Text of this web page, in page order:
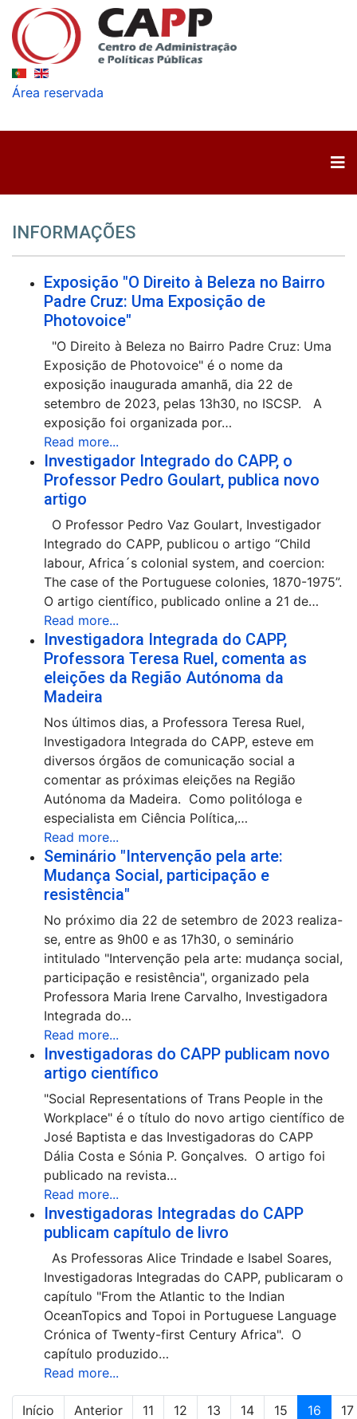
Área reservada
INFORMAÇÕES
Exposição "O Direito à Beleza no Bairro
Padre Cruz: Uma Exposição de
Photovoice"
"O Direito à Beleza no Bairro Padre Cruz: Uma
Exposição de Photovoice" é o nome da
exposição inaugurada amanhã, dia 22 de
setembro de 2023, pelas 13h30, no ISCSP. A
exposição foi organizada por…
Read more...
Investigador Integrado do CAPP, o
Professor Pedro Goulart, publica novo
artigo
O Professor Pedro Vaz Goulart, Investigador
Integrado do CAPP, publicou o artigo “Child
labour, Africa´s colonial system, and coercion:
The case of the Portuguese colonies, 1870-1975”.
O artigo científico, publicado online a 21 de…
Read more...
Investigadora Integrada do CAPP,
Professora Teresa Ruel, comenta as
eleições da Região Autónoma da
Madeira
Nos últimos dias, a Professora Teresa Ruel,
Investigadora Integrada do CAPP, esteve em
diversos órgãos de comunicação social a
comentar as próximas eleições na Região
Autónoma da Madeira. Como politóloga e
especialista em Ciência Política,…
Read more...
Seminário "Intervenção pela arte:
Mudança Social, participação e
resistência"
No próximo dia 22 de setembro de 2023 realiza-
se, entre as 9h00 e as 17h30, o seminário
intitulado "Intervenção pela arte: mudança social,
participação e resistência", organizado pela
Professora Maria Irene Carvalho, Investigadora
Integrada do…
Read more...
Investigadoras do CAPP publicam novo
artigo científico
"Social Representations of Trans People in the
Workplace" é o título do novo artigo científico de
José Baptista e das Investigadoras do CAPP
Dália Costa e Sónia P. Gonçalves. O artigo foi
publicado na revista…
Read more...
Investigadoras Integradas do CAPP
publicam capítulo de livro
As Professoras Alice Trindade e Isabel Soares,
Investigadoras Integradas do CAPP, publicaram o
capítulo "From the Atlantic to the Indian
OceanTopics and Topoi in Portuguese Language
Crónica of Twenty-first Century Africa". O
capítulo produzido…
Read more...
Início Anterior 11 12 13 14 15 16 17